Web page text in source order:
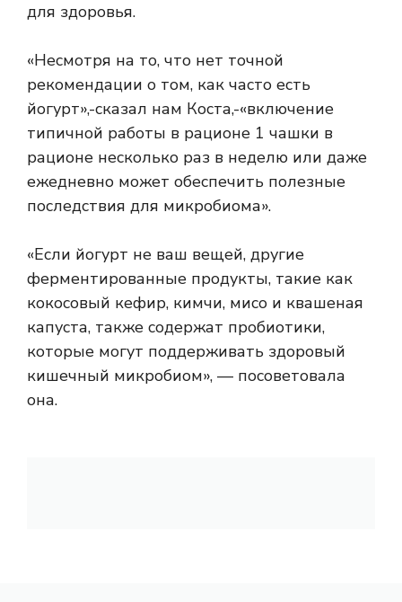
для здоровья.
«Несмотря на то, что нет точной
рекомендации о том, как часто есть
йогурт»,-сказал нам Коста,-«включение
типичной работы в рационе 1 чашки в
рационе несколько раз в неделю или даже
ежедневно может обеспечить полезные
последствия для микробиома».
«Если йогурт не ваш вещей, другие
ферментированные продукты, такие как
кокосовый кефир, кимчи, мисо и квашеная
капуста, также содержат пробиотики,
которые могут поддерживать здоровый
кишечный микробиом», — посоветовала
она.